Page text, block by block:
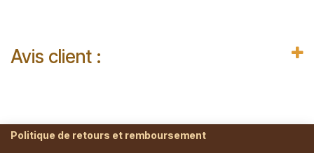
Avis client :
Politique de retours et remboursement